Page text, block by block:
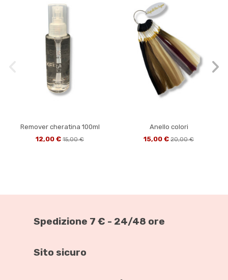
Remover cheratina 100ml
12,00 € 15,00 €
Anello colori
15,00 € 20,00 €
Spedizione 7 € - 24/48 ore
Sito sicuro